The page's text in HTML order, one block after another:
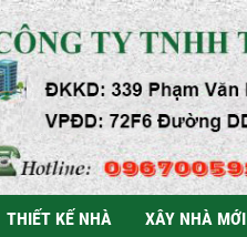
THIẾT KẾ NHÀ XÂY NHÀ MỚI